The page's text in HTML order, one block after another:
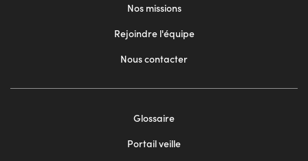
Nos missions
Rejoindre l'équipe
Nous contacter
Glossaire
Portail veille